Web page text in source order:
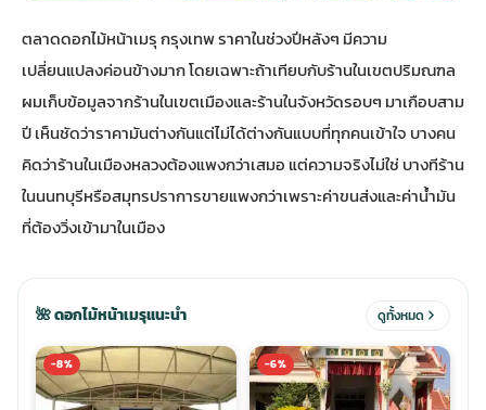
จัดดอกไม้หน้าโลง
ดอกไม้ศพ
ดอกไม้งานศพ ส่งด่วน
ดอกไม้งานศพ ปากคลองตลาด
ร้านดอกไม้งานศพ ใกล้ฉัน
พวงหรีด ปากคลองตลาด
พวงหรีดราคาถูก
พวงหรีดดอกไม้สด
สั่งพวงหรีด ออนไลน์
ส่งพวงหรีด ด่วน กรุงเทพ
หน้าเมรุ
มรุ ราคาถูก
ม้หน้าเมรุ
มรุ ออนไลน์
มรุ ส่งด่วน
พวงหรีดพัดลม ปากคลองตลาด
พวงหรีดพัดลม แบบสวยๆ
ขั้นตอนจัดงานศพ
จัดงานศพ ราคาถูก
ตลาดดอกไม้หน้าเมรุ กรุงเทพ ราคาในช่วงปีหลังๆ มีความ
เปลี่ยนแปลงค่อนข้างมาก โดยเฉพาะถ้าเทียบกับร้านในเขตปริมณฑล
ผมเก็บข้อมูลจากร้านในเขตเมืองและร้านในจังหวัดรอบๆ มาเกือบสาม
ปี เห็นชัดว่าราคามันต่างกันแต่ไม่ได้ต่างกันแบบที่ทุกคนเข้าใจ บางคน
คิดว่าร้านในเมืองหลวงต้องแพงกว่าเสมอ แต่ความจริงไม่ใช่ บางทีร้าน
ในนนทบุรีหรือสมุทรปราการขายแพงกว่าเพราะค่าขนส่งและค่าน้ำมัน
ที่ต้องวิ่งเข้ามาในเมือง
🌺 ดอกไม้หน้าเมรุแนะนำ ดูทั้งหมด
-8% -6%